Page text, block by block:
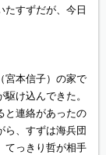
たすずだが、今日
宮本信子）の家で
け込んできた。
と連絡があったの
ら、すずは海兵団
てっきり哲が相手